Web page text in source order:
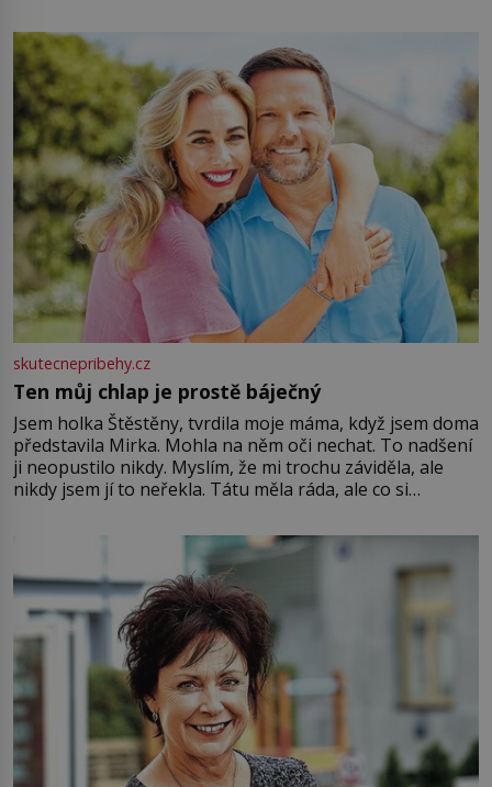
můžete obohatit své rituály a přinést do svého života
větší harmonii a klid. Je důležité
skutecnepribehy.cz
Ten můj chlap je prostě báječný
Jsem holka Štěstěny, tvrdila moje máma, když jsem doma
představila Mirka. Mohla na něm oči nechat. To nadšení
ji neopustilo nikdy. Myslím, že mi trochu záviděla, ale
nikdy jsem jí to neřekla. Tátu měla ráda, ale co si
Jsme spolu moc rádi Tehdy byla jiná doba, když